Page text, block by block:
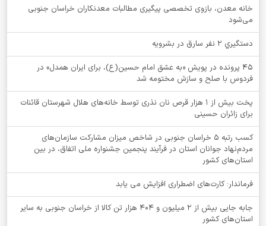
خانه معدن، بازوی تخصصی پیگیری مطالبات معدنکاران خراسان جنوبی
می‌شود
دستگيري 2 نفر سارق در بشرويه
۴۵ پرونده در پویش «به عشق امام حسین(ع)، برای ایران همدل» در
فردوس با صلح و سازش مختومه شد
پخت بیش از 1 هزار قرص نان نذری توسط خانه‌های هلال شهرستان قائنات
برای زائران حسینی
کسب رتبه ۵ خراسان جنوبی در شاخص میزان مشارکت سازمان‌های
مردم‌نهاد جوانان استان در فرآیند پنجمین جشنواره ملی اتفاق، در بین
استان‌های کشور
فرماندار: کارت‌های اضطراری افزایش می یابد
جابه جایی بیش از 2 میلیون و 404 هزار تن کالا از خراسان جنوبی به سایر
استان‌های کشور